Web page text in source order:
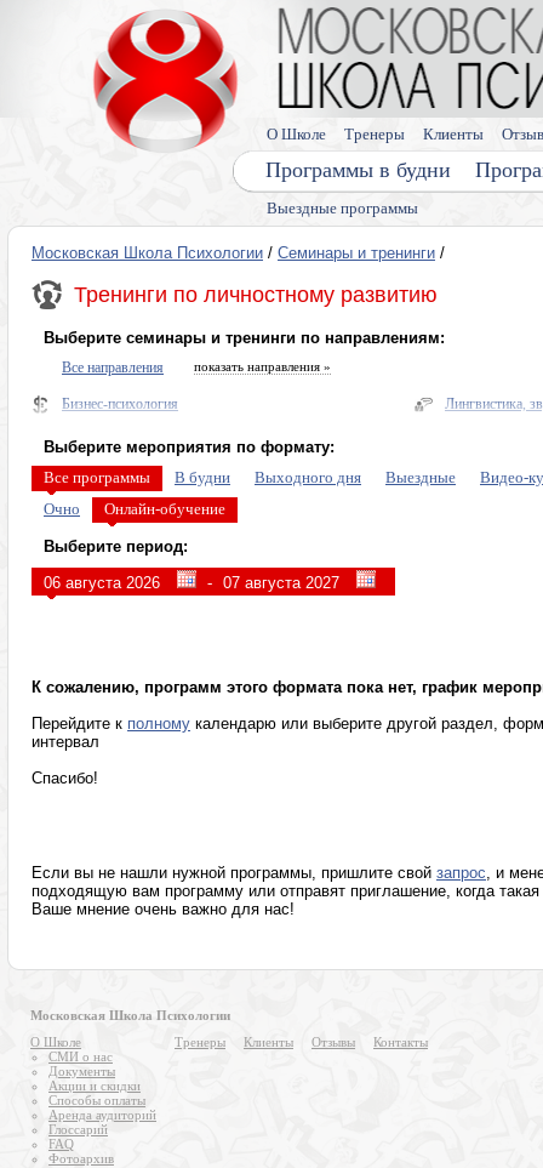
Выездные программы
Программы в будни
О Школе Тренеры Клиенты
Московская Школа Психологии / Семинары и тренинги /
Тренинги по личностному развитию
Выберите семинары и тренинги по направлениям:
Все направления показать направления »
Бизнес-психология
Диагностика и прогнозирование
Психо и энерго практики общения и переговоров
Управление мышлением
Персональные пси-возможности
Гипноз, интуиция, сны
Лингвистика,
Выберите мероприятия по формату:
Все программы
В будни Выходного дня Выездные
Видео-
Очно
Онлайн-обучение
Выберите период:
-
К сожалению, программ этого формата пока нет, график
Перейдите к полному календарю или выберите другой раздел,
интервал
Спасибо!
Если вы не нашли нужной программы, пришлите свой запрос, и
подходящую вам программу или отправят приглашение, когда
Ваше мнение очень важно для нас!
Московская Школа Психологии
О Школе
СМИ о нас
Документы
Акции и скидки
Способы оплаты
Аренда аудиторий
Глоссарий
FAQ
Фотоархив
Тренеры Клиенты Отзывы Контакты